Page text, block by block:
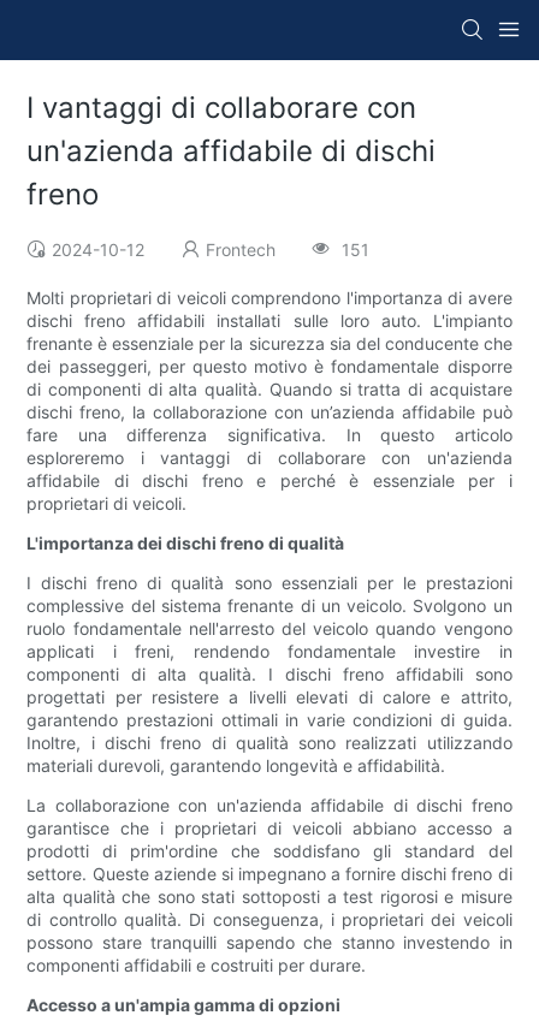
I vantaggi di collaborare con
un'azienda affidabile di dischi
freno
2024-10-12 Frontech 151
Molti proprietari di veicoli comprendono l'importanza di avere
dischi freno affidabili installati sulle loro auto. L'impianto
frenante è essenziale per la sicurezza sia del conducente che
dei passeggeri, per questo motivo è fondamentale disporre
di componenti di alta qualità. Quando si tratta di acquistare
dischi freno, la collaborazione con un’azienda affidabile può
fare una differenza significativa. In questo articolo
esploreremo i vantaggi di collaborare con un'azienda
affidabile di dischi freno e perché è essenziale per i
proprietari di veicoli.
L'importanza dei dischi freno di qualità
I dischi freno di qualità sono essenziali per le prestazioni
complessive del sistema frenante di un veicolo. Svolgono un
ruolo fondamentale nell'arresto del veicolo quando vengono
applicati i freni, rendendo fondamentale investire in
componenti di alta qualità. I dischi freno affidabili sono
progettati per resistere a livelli elevati di calore e attrito,
garantendo prestazioni ottimali in varie condizioni di guida.
Inoltre, i dischi freno di qualità sono realizzati utilizzando
materiali durevoli, garantendo longevità e affidabilità.
La collaborazione con un'azienda affidabile di dischi freno
garantisce che i proprietari di veicoli abbiano accesso a
prodotti di prim'ordine che soddisfano gli standard del
settore. Queste aziende si impegnano a fornire dischi freno di
alta qualità che sono stati sottoposti a test rigorosi e misure
di controllo qualità. Di conseguenza, i proprietari dei veicoli
possono stare tranquilli sapendo che stanno investendo in
componenti affidabili e costruiti per durare.
Accesso a un'ampia gamma di opzioni